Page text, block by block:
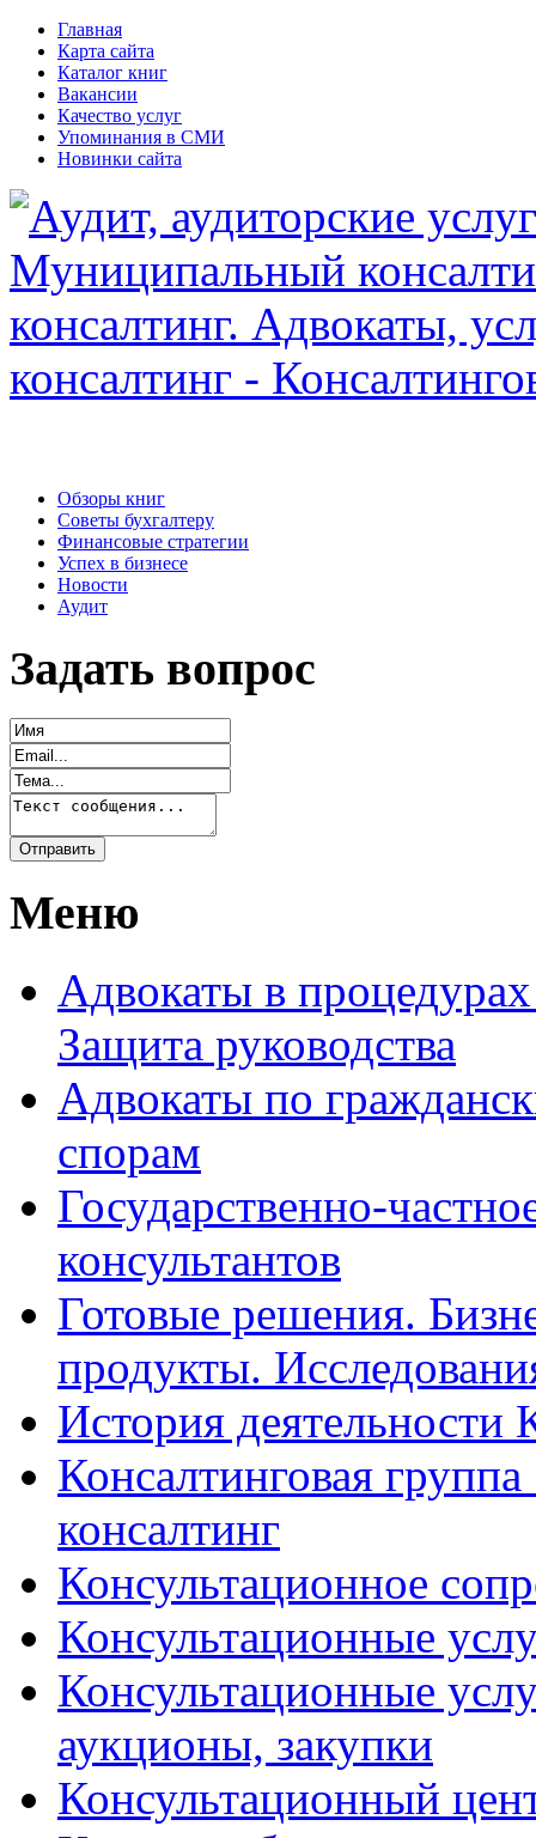
Главная
Карта сайта
Каталог книг
Вакансии
Качество услуг
Упоминания в СМИ
Новинки сайта
Обзоры книг
Советы бухгалтеру
Финансовые стратегии
Успех в бизнесе
Новости
Аудит
Задать вопрос
Меню
Адвокаты в
Защита руководства
Адвокаты по
спорам
Государственно-
консультантов
Готовые решения.
продукты.
История деятельности
Консалтинговая
консалтинг
Консультационное
Консультационные
Консультационные
аукционы, закупки
Консультационный